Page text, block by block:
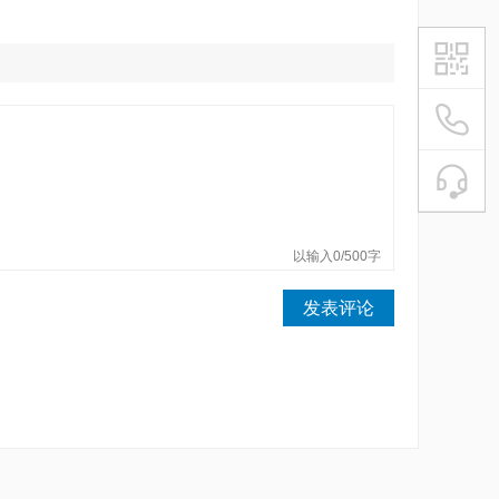
以输入0/500字
发表评论
魔电平台
微信扫描
021-